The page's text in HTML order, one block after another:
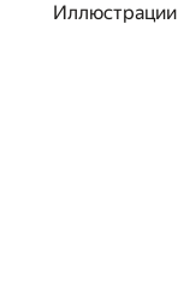
Иллюстрации